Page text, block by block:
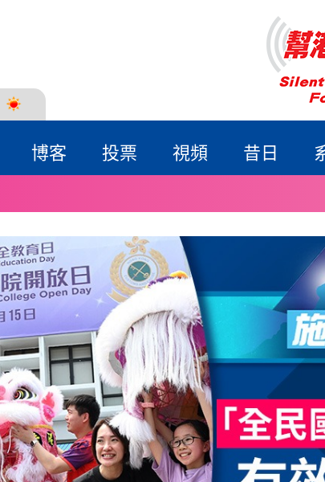
博客 投票 視頻 昔日